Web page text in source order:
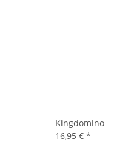
Kingdomino
16,95 € *